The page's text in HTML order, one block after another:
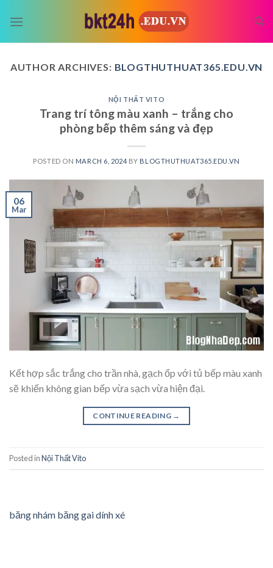
AUTHOR ARCHIVES: BLOGTHUTHUAT365.EDU.VN
NỘI THẤT VITO
Trang trí tông màu xanh – trắng cho
phòng bếp thêm sáng và đẹp
POSTED ON MARCH 6, 2024 BY BLOGTHUTHUAT365.EDU.VN
06
Mar
Kết hợp sắc trắng cho trần nhà, gạch ốp với tủ bếp màu xanh
sẽ khiến không gian bếp vừa sạch vừa hiện đại.
CONTINUE READING →
Posted inNội Thất Vito
băng nhám băng gai dính xé